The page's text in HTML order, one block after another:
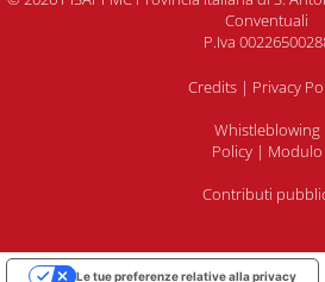
Conventuali
P.Iva
Credits | Privacy
Whistleblowing
Policy| Modulo
Contributi
Le tue preferenze relative alla privacy